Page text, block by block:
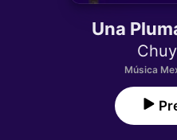
Una
Música